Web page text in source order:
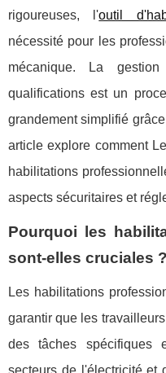
rigoureuses, l'outil
nécessité pour les
mécanique. La
qualifications est un
grandement simplifié
article explore comment
habilitations
aspects sécuritaires et
Pourquoi les
sont-elles cruciales ?
Les habilitations
garantir que les
des tâches spécifiques